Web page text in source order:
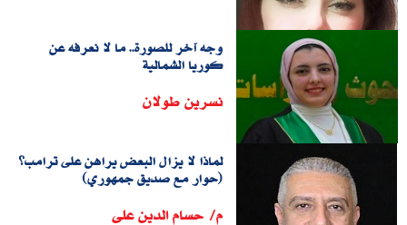
وجه آخر للصورة.. ما لا نعرفه عن
كوريا الشمالية
نسرين طولان
لماذا لا يزال البعض يراهن على ترامب؟
(حوار مع صديق جمهوري)
م/ حسام الدين على